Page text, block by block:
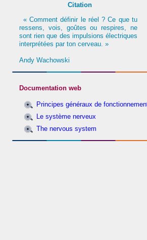
Citation
« Comment définir le réel ? Ce que tu
ressens, vois, goûtes ou respires, ne
sont rien que des impulsions électriques
interprétées par ton cerveau. »
Andy Wachowski
Documentation web
Principes généraux de
Le système nerveux
The nervous system